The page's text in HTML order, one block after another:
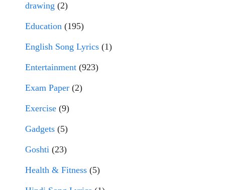
drawing (2)
Education (195)
English Song Lyrics (1)
Entertainment (923)
Exam Paper (2)
Exercise (9)
Gadgets (5)
Goshti (23)
Health & Fitness (5)